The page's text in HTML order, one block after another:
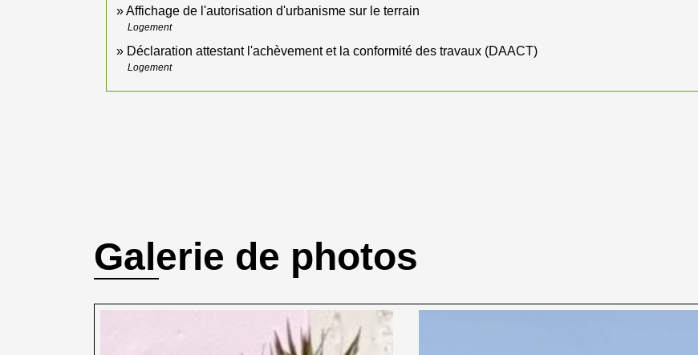
Affichage de l'autorisation d'urbanisme sur le terrain
Logement
Déclaration attestant l'achèvement et la conformité des travaux (DAACT)
Logement
Galerie de photos